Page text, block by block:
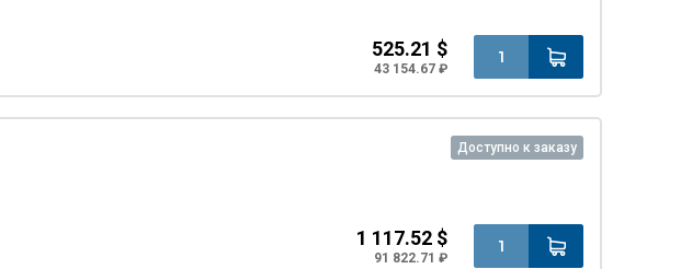
525.21 $
43 154.67 ₽
Доступно к заказу
1 117.52 $
91 822.71 ₽